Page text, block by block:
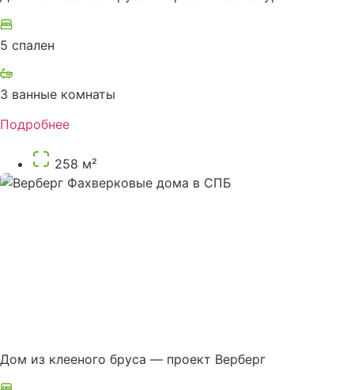
5 спален
3 ванные комнаты
Подробнее
258 м²
Дом из клееного бруса — проект Верберг